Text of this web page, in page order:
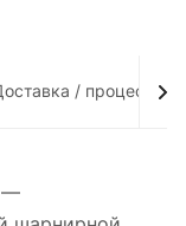
/ процесс
—